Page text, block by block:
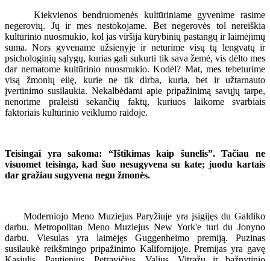
Kiekvienos bendruomenės kultūriniame gyvenime rasime
negerovių. Jų ir mes nestokojame. Bet negerovės tol nereiškia
kultūrinio nuosmukio, kol jas viršija kūrybinių pastangų ir laimėjimų
suma. Nors gyvename užsienyje ir neturime visų tų lengvatų ir
psichologinių sąlygų, kurias gali sukurti tik sava žemė, vis dėlto mes
dar nematome kultūrinio nuosmukio. Kodėl? Mat, mes tebeturime
visą žmonių eilę, kurie ne tik dirba, kuria, bet ir užtarnauto
įvertinimo susilaukia. Nekalbėdami apie pripažinimą savųjų tarpe,
nenorime praleisti sekančių faktų, kuriuos laikome svarbiais
faktoriais kultūrinio veiklumo raidoje.
Teisingai yra sakoma: “Ištikimas kaip šunelis”. Tačiau ne
visuomet teisinga, kad šuo nesugyvena su kate; juodu kartais
dar gražiau sugyvena negu žmonės.
Moderniojo Meno Muziejus Paryžiuje yra įsigijęs du Galdiko
darbu. Metropolitan Meno Muziejus New York'e turi du Jonyno
darbu. Viesulas yra laimėjęs Guggenheimo premiją. Puzinas
susilaukė reikšmingo pripažinimo Kalifornijoje. Premijas yra gavę